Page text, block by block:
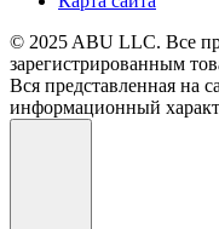
© 2025 ABU LLC. Все
зарегистрированным
Вся представленная на
информационный